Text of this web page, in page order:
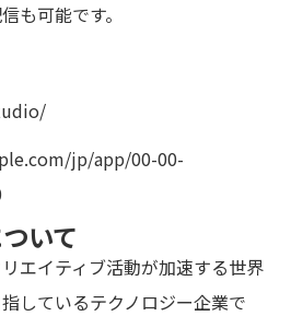
も可能です。
jp/app/00-00-
いて
エイティブ活動が加速する世界
しているテクノロジー企業で